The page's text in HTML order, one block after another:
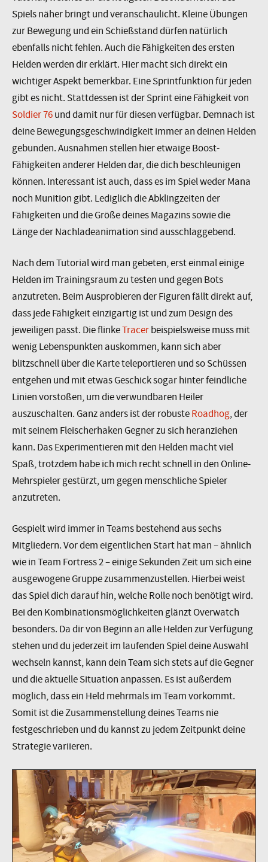
Spiels näher bringt und veranschaulicht. Kleine Übungen
zur Bewegung und ein Schießstand dürfen natürlich
ebenfalls nicht fehlen. Auch die Fähigkeiten des ersten
Helden werden dir erklärt. Hier macht sich direkt ein
wichtiger Aspekt bemerkbar. Eine Sprintfunktion für jeden
gibt es nicht. Stattdessen ist der Sprint eine Fähigkeit von
Soldier 76und damit nur für diesen verfügbar. Demnach ist
deine Bewegungsgeschwindigkeit immer an deinen Helden
gebunden. Ausnahmen stellen hier etwaige Boost-
Fähigkeiten anderer Helden dar, die dich beschleunigen
können. Interessant ist auch, dass es im Spiel weder Mana
noch Munition gibt. Lediglich die Abklingzeiten der
Fähigkeiten und die Größe deines Magazins sowie die
Länge der Nachladeanimation sind ausschlaggebend.
Nach dem Tutorial wird man gebeten, erst einmal einige
Helden im Trainingsraum zu testen und gegen Bots
anzutreten. Beim Ausprobieren der Figuren fällt direkt auf,
dass jede Fähigkeit einzigartig ist und zum Design des
jeweiligen passt. Die flinkeTracerbeispielsweise muss mit
wenig Lebenspunkten auskommen, kann sich aber
blitzschnell über die Karte teleportieren und so Schüssen
entgehen und mit etwas Geschick sogar hinter feindliche
Linien vorstoßen, um die verwundbaren Heiler
auszuschalten. Ganz anders ist der robusteRoadhog, der
mit seinem Fleischerhaken Gegner zu sich heranziehen
kann. Das Experimentieren mit den Helden macht viel
Spaß, trotzdem habe ich mich recht schnell in den Online-
Mehrspieler gestürzt, um gegen menschliche Spieler
anzutreten.
Gespielt wird immer in Teams bestehend aus sechs
Mitgliedern. Vor dem eigentlichen Start hat man – ähnlich
wie in Team Fortress 2 – einige Sekunden Zeit um sich eine
ausgewogene Gruppe zusammenzustellen. Hierbei weist
das Spiel dich darauf hin, welche Rolle noch benötigt wird.
Bei den Kombinationsmöglichkeiten glänzt Overwatch
besonders. Da dir von Beginn an alle Helden zur Verfügung
stehen und du jederzeit im laufenden Spiel deine Auswahl
wechseln kannst, kann dein Team sich stets auf die Gegner
und die aktuelle Situation anpassen. Es ist außerdem
möglich, dass ein Held mehrmals im Team vorkommt.
Somit ist die Zusammenstellung deines Teams nie
festgeschrieben und du kannst zu jedem Zeitpunkt deine
Strategie variieren.